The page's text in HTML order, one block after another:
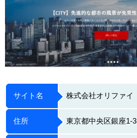
サイト名 株式会社オリファイ
住所 東京都中央区銀座1-